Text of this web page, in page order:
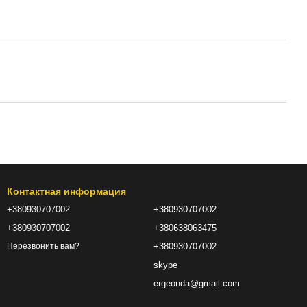
Контактная информация
+380930707002
+380930707002
Перезвонить вам?
+380930707002
+380638063475
+380930707002
skype
ergeonda@gmail.com